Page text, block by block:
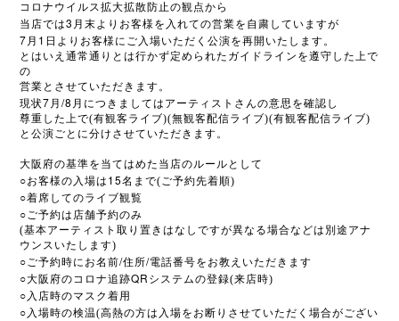
コロナウイルス拡大拡散防止の観点から
当店では3 月末よりお客様を入れての営業を自粛していますが
7 月 1 日よりお客様にご入場いただく公演を再開いたします。
とはいえ通常通りとは行かず定められたガイドラインを遵守した上で
の
営業とさせていただきます。
現状7 月 /8 月につきましてはアーティストさんの意思を確認し
尊重した上で(有観客ライブ)(無観客配信ライブ)(有観客配信ライブ)
と公演ごとに分けさせていただきます。
大阪府の基準を当てはめた当店のルールとして
○お客様の入場は 15名まで(ご予約先着順)
○着席してのライブ観覧
○ご予約は店舗予約のみ
(基本アーティスト取り置きはなしですが異なる場合などは別途アナ
ウンスいたします)
○ご予約時にお名前/住所/電話番号をお教えいただきます
○大阪府のコロナ追跡QR システムの登録(来店時)
○ 入店時のマスク着用
○ 入場時の検温(高熱の方は入場をお断りさせていただく場合がござい